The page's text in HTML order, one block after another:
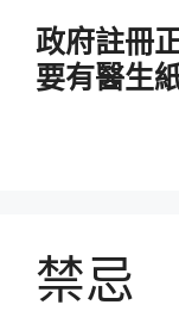
政府註冊
要有醫生
禁忌